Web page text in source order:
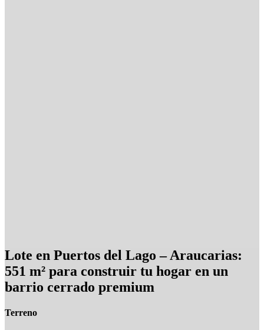
Lote en Puertos del Lago – Araucarias:
551 m² para construir tu hogar en un
barrio cerrado premium
Terreno